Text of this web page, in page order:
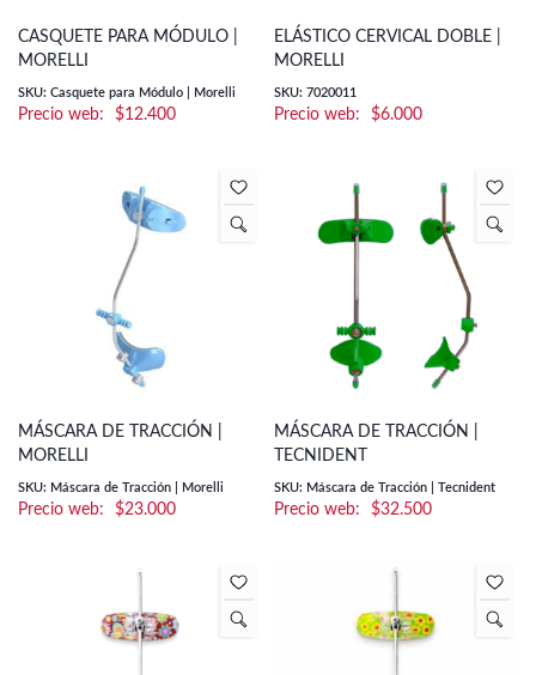
CASQUETE PARA MÓDULO |
MORELLI
SKU: Casquete para Módulo | Morelli
$12.400
ELÁSTICO CERVICAL DOBLE |
MORELLI
SKU: 7020011
$6.000
MÁSCARA DE TRACCIÓN |
MORELLI
SKU: Máscara de Tracción | Morelli
$23.000
MÁSCARA DE TRACCIÓN |
TECNIDENT
SKU: Máscara de Tracción | Tecnident
$32.500